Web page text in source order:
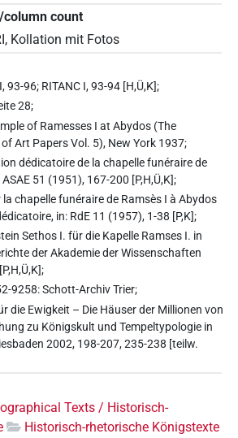
column count
Kollation mit Fotos
93-96; RITANC I, 93-94 [H,Ü,K];
28;
of Ramesses I at Abydos (The
Art Papers Vol. 5), New York 1937;
dédicatoire de la chapelle funéraire de
51 (1951), 167-200 [P,H,Ü,K];
chapelle funéraire de Ramsès I à Abydos
in: RdE 11 (1957), 1-38 [P,K];
Sethos I. für die Kapelle Ramses I. in
der Akademie der Wissenschaften
9258: Schott-Archiv Trier;
die Ewigkeit – Die Häuser der Millionen von
zu Königskult und Tempeltypologie in
2002, 198-207, 235-238 [teilw.
Texts / Historisch-
Historisch-rhetorische Königstexte